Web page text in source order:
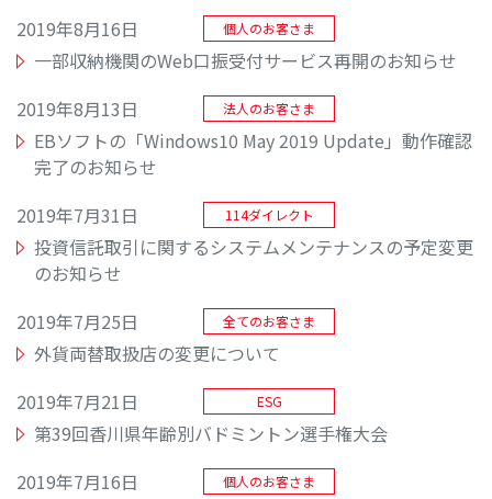
2019年8月16日 個人のお客さま
一部収納機関のWeb口振受付サービス再開のお知らせ
2019年8月13日
法人のお客さま
EBソフトの「Windows10 May 2019 Update」動作確認
完了のお知らせ
2019年7月31日
114ダイレクト
投資信託取引に関するシステムメンテナンスの予定変更
のお知らせ
2019年7月25日
全てのお客さま
外貨両替取扱店の変更について
2019年7月21日
ESG
第39回香川県年齢別バドミントン選手権大会
2019年7月16日
個人のお客さま